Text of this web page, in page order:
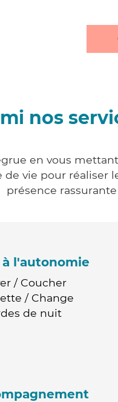
nos
en vous
de vie pour
présence
l'autonomie
/ Coucher
/ Change
de nuit